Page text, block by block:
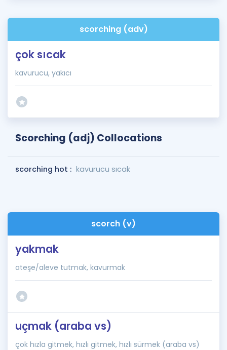
İngilizce Gramer
scorching (adv)
çok sıcak
kavurucu, yakıcı
Scorching (adj) Collocations
scorching hot : kavurucu sıcak
scorch (v)
yakmak
ateşe/aleve tutmak, kavurmak
uçmak (araba vs)
çok hızla gitmek, hızlı gitmek, hızlı sürmek (araba vs)